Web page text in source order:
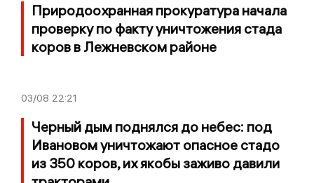
Природоохранная прокуратура начала
проверку по факту уничтожения стада
коров в Лежневском районе
03/08 22:21
Черный дым поднялся до небес: под
Ивановом уничтожают опасное стадо
из 350 коров, их якобы заживо давили